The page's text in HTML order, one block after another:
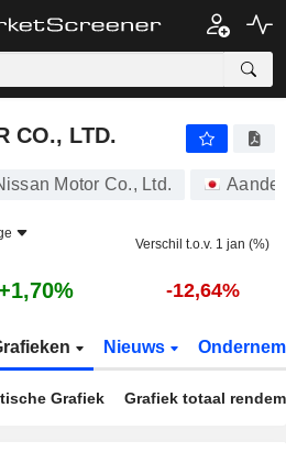
CO., LTD.
Motor Co., Ltd.
Verschil t.o.v. 1 jan (%)
-12,64%
Nieuws
Grafiek Grafiek totaal